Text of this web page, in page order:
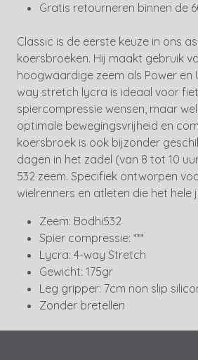
Gratis retourneren binnen de
Classic is de eerste keuze in ons
koersbroeken. Hij maakt gebruik
hoogwaardige zeem als Power en
way stretch lycra is ideaal voor
spiercompressie wensen, maar
optimale bewegingsvrijheid en
koersbroek is ook bijzonder
dagen in het zadel (van 8 tot 10
532 zeem. Specifiek ontworpen
wielrenners en atleten die het hele
Zeem: Bodhi532
Spier compressie: ***
Lycra: 4-way Stretch
Gewicht: 175gr
Leg gripper: 7cm non slip
Zonder bretellen